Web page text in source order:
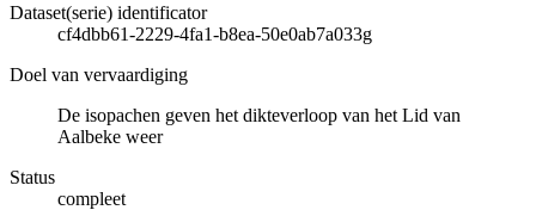
Dataset(serie) identificator
cf4dbb61-2229-4fa1-b8ea-50e0ab7a033g
Doel van vervaardiging
De isopachen geven het dikteverloop van het Lid van
Aalbeke weer
Status
compleet